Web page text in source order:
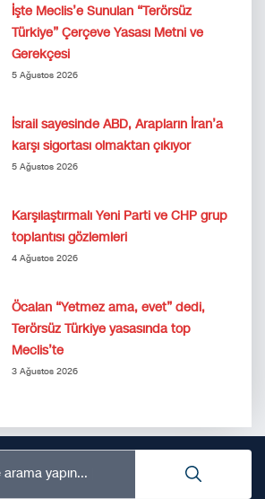
İşte Meclis’e Sunulan “Terörsüz
Türkiye” Çerçeve Yasası Metni ve
Gerekçesi
5 Ağustos 2026
İsrail sayesinde ABD, Arapların İran’a
karşı sigortası olmaktan çıkıyor
5 Ağustos 2026
Karşılaştırmalı Yeni Parti ve CHP grup
toplantısı gözlemleri
4 Ağustos 2026
Öcalan “Yetmez ama, evet” dedi,
Terörsüz Türkiye yasasında top
Meclis’te
3 Ağustos 2026
yapın...